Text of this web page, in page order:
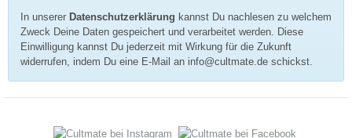
In unserer Datenschutzerklärung kannst Du nachlesen zu welchem
Zweck Deine Daten gespeichert und verarbeitet werden. Diese
Einwilligung kannst Du jederzeit mit Wirkung für die Zukunft
widerrufen, indem Du eine E-Mail an info@cultmate.de schickst.